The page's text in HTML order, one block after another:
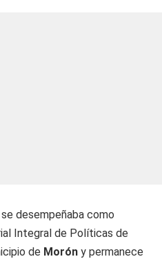
desempeñaba como
Integral de Políticas de
de Morón y permanece